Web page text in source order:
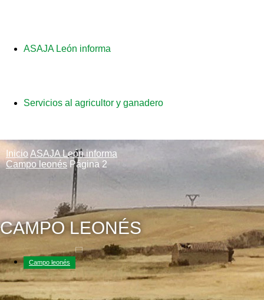
ASAJA León informa
Servicios al agricultor y ganadero
Inicio ASAJA León informa
Campo leonés Página 2
CAMPO LEONÉS
Campo leonés